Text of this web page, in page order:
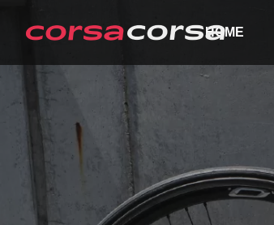
HOME